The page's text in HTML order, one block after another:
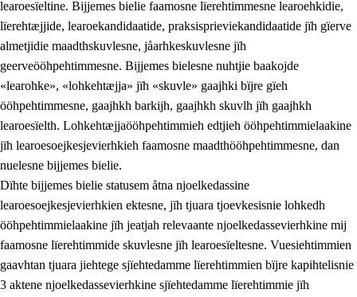
learoesïeltine. Bijjemes bielie faamosne lïerehtimmesne learoehkidie,
lïerehtæjjide, learoekandidaatide, praksisprieviekandidaatide jïh gïerve
almetjidie maadthskuvlesne, jåarhkeskuvlesne jïh
geerveööhpehtimmesne. Bijjemes bielesne nuhtjie baakojde
«learohke», «lohkehtæjja» jïh «skuvle» gaajhki bïjre gïeh
ööhpehtimmesne, gaajhkh barkijh, gaajhkh skuvlh jïh gaajhkh
learoesïelth. Lohkehtæjjaööhpehtimmieh edtjieh ööhpehtimmielaakine
jïh learoesoejkesjevierhkieh faamosne maadthööhpehtimmesne, dan
nuelesne bijjemes bielie.
Dïhte bijjemes bielie statusem åtna njoelkedassine
learoesoejkesjevierhkien ektesne, jïh tjuara tjoevkesisnie lohkedh
ööhpehtimmielaakine jïh jeatjah relevaante njoelkedassevierhkine mij
faamosne lïerehtimmide skuvlesne jïh learoesïeltesne. Vuesiehtimmien
gaavhtan tjuara jiehtege sjïehtedamme lïerehtimmien bïjre kapihtelisnie
3 aktene njoelkedassevierhkine sjïehtedamme lïerehtimmie jïh